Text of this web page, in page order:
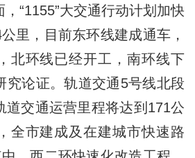
大交通行动计划加快
里，目前东环线建成通车，
北环线已经开工，南环线下
究论证。轨道交通5号线北段
道交通运营里程将达到171公
全市建成及在建城市快速路